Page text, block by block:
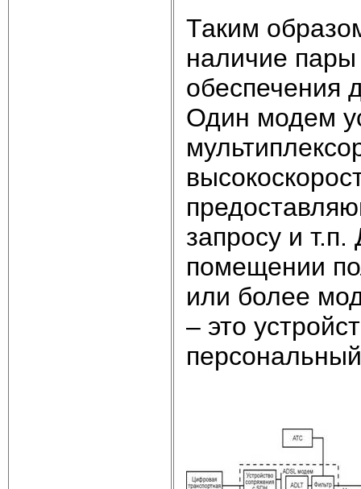
Таким
наличие
обеспечения
Один модем
запросу и
помещении
или более
– это